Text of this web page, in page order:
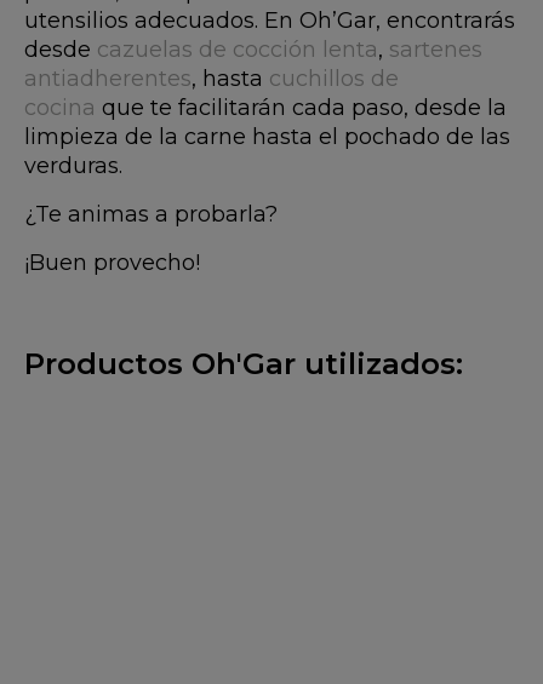
¡Buen provecho!
Productos Oh'Gar utilizados: